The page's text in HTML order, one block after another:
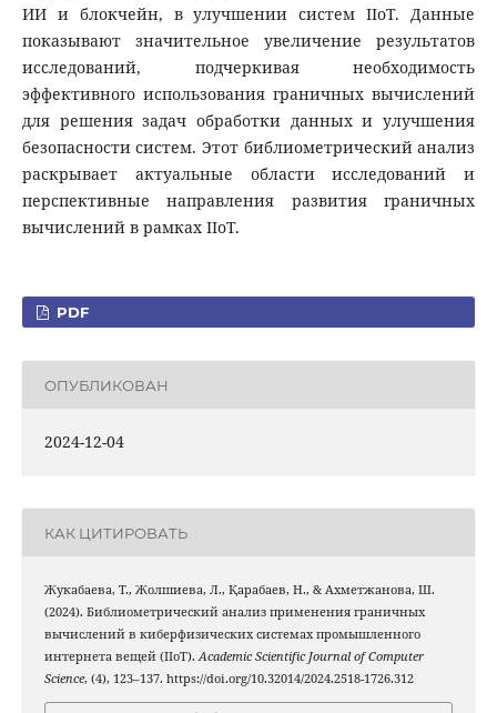
ИИ и блокчейн, в улучшении систем IIoT. Данные
показывают значительное увеличение результатов
исследований, подчеркивая необходимость
эффективного использования граничных вычислений
для решения задач обработки данных и улучшения
безопасности систем. Этот библиометрический анализ
раскрывает актуальные области исследований и
перспективные направления развития граничных
вычислений в рамках IIoT.
PDF
ОПУБЛИКОВАН
2024-12-04
КАК ЦИТИРОВАТЬ
Жукабаева, Т., Жолшиева, Л., Қарабаев, Н., & Ахметжанова, Ш.
(2024). Библиометрический анализ применения граничных
вычислений в киберфизических системах промышленного
интернета вещей (IIoT).Academic Scientific Journal of Computer
Science, (4), 123–137. https://doi.org/10.32014/2024.2518-1726.312